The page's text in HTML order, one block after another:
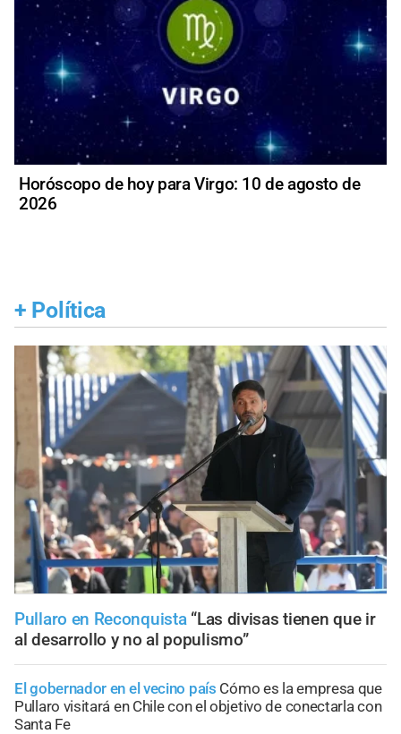
Horóscopo de hoy para Virgo: 10 de agosto de
2026
+ Política
Pullaro en Reconquista “Las divisas tienen que ir
al desarrollo y no al populismo”
El gobernador en el vecino país Cómo es la empresa que
Pullaro visitará en Chile con el objetivo de conectarla con
Santa Fe